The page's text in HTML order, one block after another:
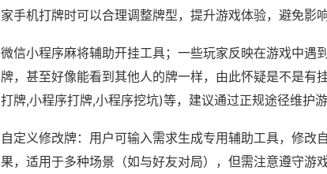
家手机打牌时可以合理调整牌型，提升游戏体验，避免影
微信小程序麻将辅助开挂工具；一些玩家反映在游戏中遇
牌，甚至好像能看到其他人的牌一样，由此怀疑是不是有
打牌,小程序打牌,小程序挖坑)等，建议通过正规途径维护游
自定义修改牌：用户可输入需求生成专用辅助工具，修改
果，适用于多种场景（如与好友对局），但需注意遵守游